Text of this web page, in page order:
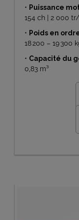
• Puissance
154 ch | 2 000
• Poids en
18 200 – 19 300
• Capacité du
0,83 m³